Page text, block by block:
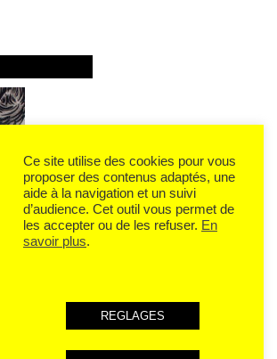
Ce site utilise des cookies pour vous
proposer des contenus adaptés, une
aide à la navigation et un suivi
d’audience. Cet outil vous permet de
les accepter ou de les refuser. En
savoir plus.
REGLAGES